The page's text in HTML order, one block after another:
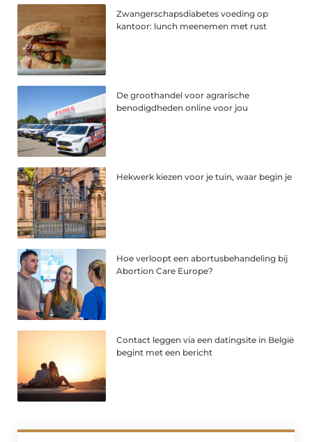
Zwangerschapsdiabetes voeding op
kantoor: lunch meenemen met rust
De groothandel voor agrarische
benodigdheden online voor jou
Hekwerk kiezen voor je tuin, waar begin je
Hoe verloopt een abortusbehandeling bij
Abortion Care Europe?
Contact leggen via een datingsite in België
begint met een bericht